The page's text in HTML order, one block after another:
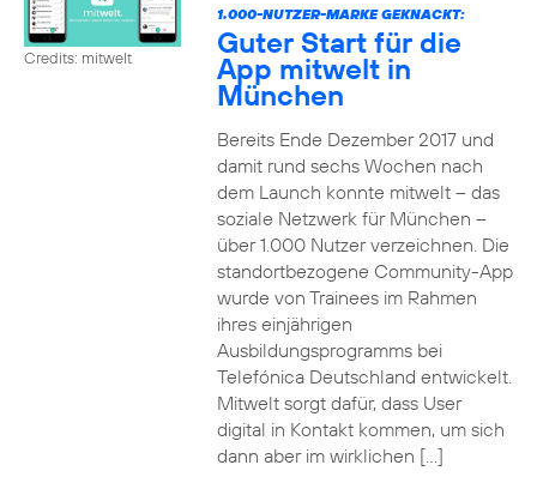
Credits: mitwelt
1.000-NUTZER-MARKE GEKNACKT:
Guter Start für die
App mitwelt in
München
Bereits Ende Dezember 2017 und
damit rund sechs Wochen nach
dem Launch konnte mitwelt – das
soziale Netzwerk für München –
über 1.000 Nutzer verzeichnen. Die
standortbezogene Community-App
wurde von Trainees im Rahmen
ihres einjährigen
Ausbildungsprogramms bei
Telefónica Deutschland entwickelt.
Mitwelt sorgt dafür, dass User
digital in Kontakt kommen, um sich
dann aber im wirklichen […]